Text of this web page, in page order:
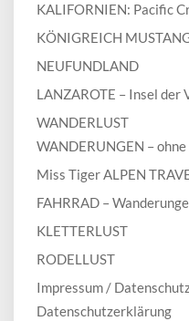
KALIFORNIEN: Pacific
KÖNIGREICH
NEUFUNDLAND
LANZAROTE – Insel der
WANDERLUST
WANDERUNGEN –
Miss Tiger ALPEN
FAHRRAD –
KLETTERLUST
RODELLUST
Impressum /
Datenschutzerklärung